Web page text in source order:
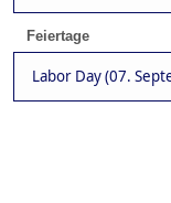
Feiertage
Labor Day (07.